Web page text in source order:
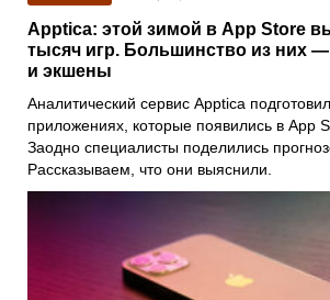
Apptica: этой зимой в App Store
тысяч игр. Большинство из них
и экшены
Аналитический сервис Apptica
приложениях, которые появились в App
Заодно специалисты поделились
Рассказываем, что они выяснили.